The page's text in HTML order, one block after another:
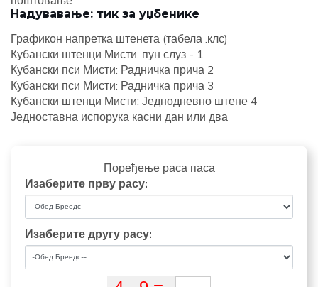
Надувавање: тик за уџбенике
Графикон напретка штенета (табела .клс)
Кубански штенци Мисти: пун слуз - 1
Кубански пси Мисти: Радничка прича 2
Кубански пси Мисти: Радничка прича 3
Кубански штенци Мисти: Једнодневно штене 4
Једноставна испорука касни дан или два
Поређење раса паса
Изаберите прву расу:
Изаберите другу расу: